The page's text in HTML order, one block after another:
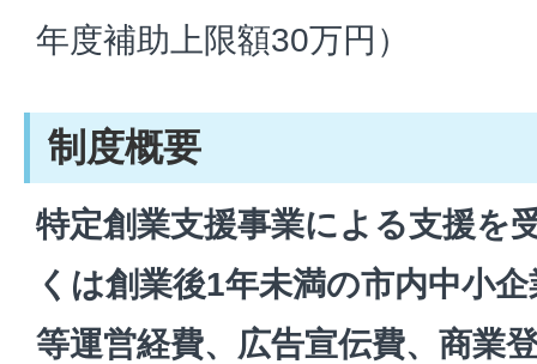
年度補助上限額30万円）
制度概要
特定創業支援事業による支援を
くは創業後1年未満の市内中小
等運営経費、広告宣伝費、商業